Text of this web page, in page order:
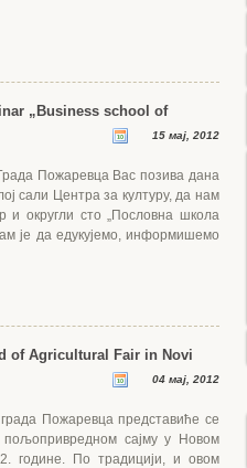
„Business school of
15 мај, 2012
Пожаревца Вас позива дана
сали Центра за културу, да нам
и округли сто „Пословна школа
је да едукујемо, информишемо
of Agricultural Fair in Novi
04 мај, 2012
Пожаревца представиће се
сајму у Новом
године. По традицији, и овом